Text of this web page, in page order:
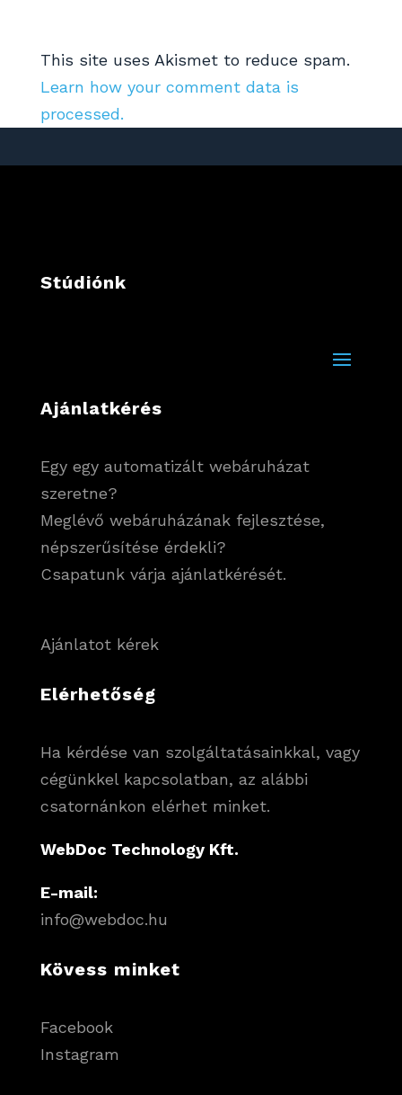
This site uses Akismet to reduce spam.
Learn how your comment data is
processed.
Stúdiónk
Ajánlatkérés
Egy egy automatizált webáruházat
szeretne?
Meglévő webáruházának fejlesztése,
népszerűsítése érdekli?
Csapatunk várja ajánlatkérését.
Ajánlatot kérek
Elérhetőség
Ha kérdése van szolgáltatásainkkal, vagy
cégünkkel kapcsolatban, az alábbi
csatornánkon elérhet minket.
WebDoc Technology Kft.
E-mail:
info@webdoc.hu
Kövess minket
Facebook
Instagram